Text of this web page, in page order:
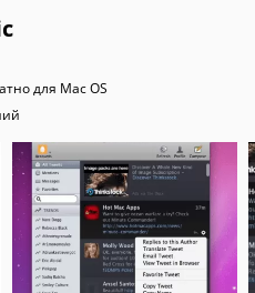
для Mac OS